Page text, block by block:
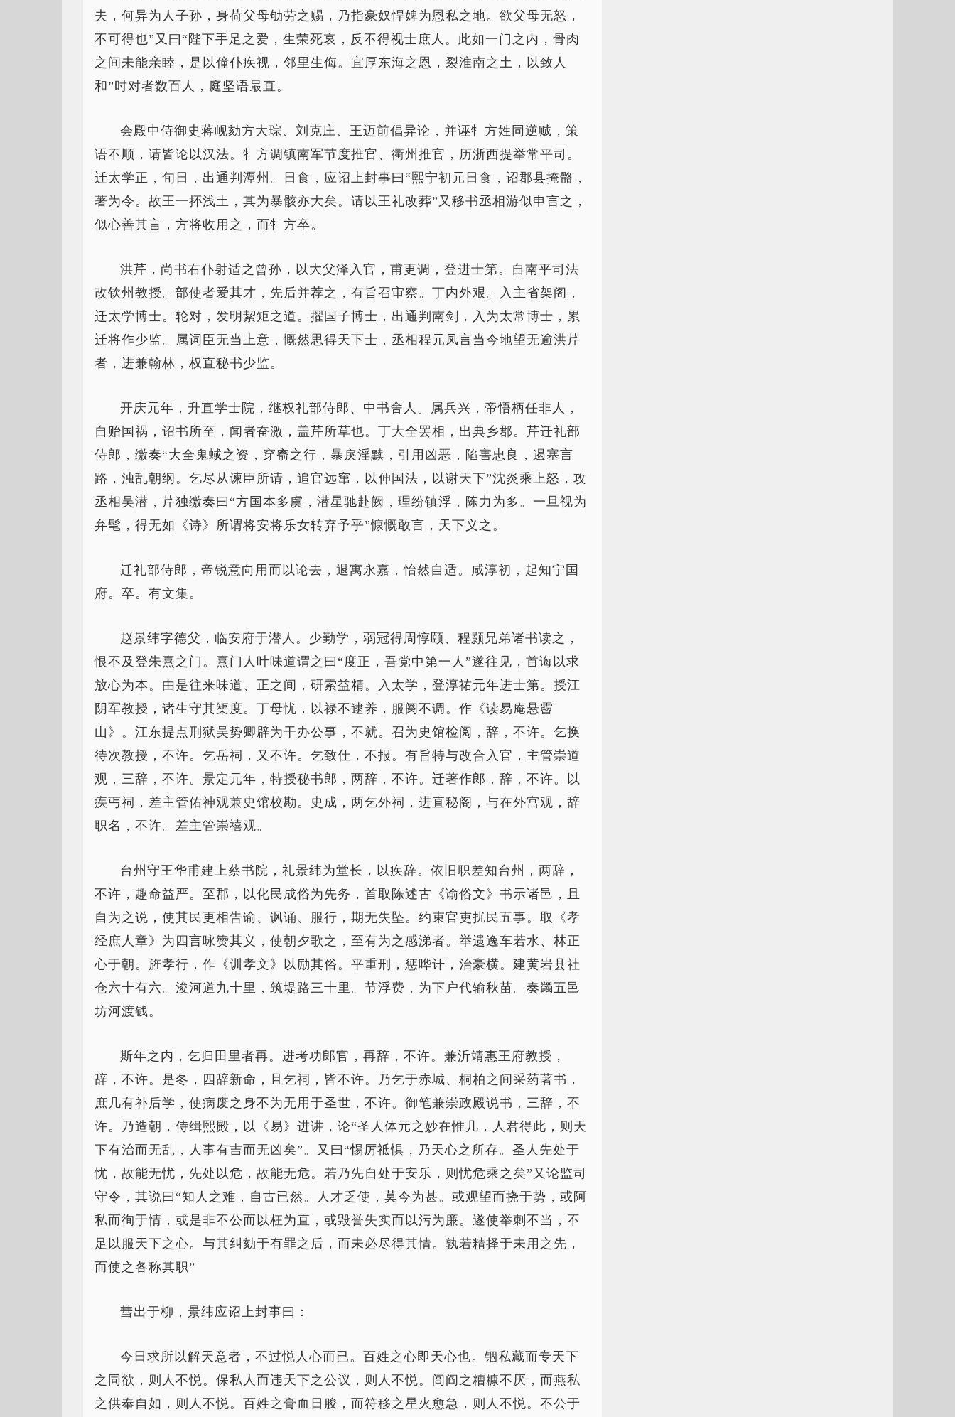
夫，何异为人子孙，身荷父母劬劳之赐，乃指豪奴悍婢为恩私之地。欲父母无怒，
不可得也”又曰“陛下手足之爱，生荣死哀，反不得视士庶人。此如一门之内，骨肉
之间未能亲睦，是以僮仆疾视，邻里生侮。宜厚东海之恩，裂淮南之土，以致人
和”时对者数百人，庭坚语最直。
会殿中侍御史蒋岘劾方大琮、刘克庄、王迈前倡异论，并诬牜方姓同逆贼，策
语不顺，请皆论以汉法。牜方调镇南军节度推官、衢州推官，历浙西提举常平司。
迁太学正，旬日，出通判潭州。日食，应诏上封事曰“熙宁初元日食，诏郡县掩骼，
著为令。故王一抔浅土，其为暴骸亦大矣。请以王礼改葬”又移书丞相游似申言之，
似心善其言，方将收用之，而牜方卒。
洪芹，尚书右仆射适之曾孙，以大父泽入官，甫更调，登进士第。自南平司法
改钦州教授。部使者爱其才，先后并荐之，有旨召审察。丁内外艰。入主省架阁，
迁太学博士。轮对，发明絜矩之道。擢国子博士，出通判南剑，入为太常博士，累
迁将作少监。属词臣无当上意，慨然思得天下士，丞相程元凤言当今地望无逾洪芹
者，进兼翰林，权直秘书少监。
开庆元年，升直学士院，继权礼部侍郎、中书舍人。属兵兴，帝悟柄任非人，
自贻国祸，诏书所至，闻者奋激，盖芹所草也。丁大全罢相，出典乡郡。芹迁礼部
侍郎，缴奏“大全鬼蜮之资，穿窬之行，暴戾淫黩，引用凶恶，陷害忠良，遏塞言
路，浊乱朝纲。乞尽从谏臣所请，追官远窜，以伸国法，以谢天下”沈炎乘上怒，攻
丞相吴潜，芹独缴奏曰“方国本多虞，潜星驰赴阙，理纷镇浮，陈力为多。一旦视为
弁髦，得无如《诗》所谓将安将乐女转弃予乎”慷慨敢言，天下义之。
迁礼部侍郎，帝锐意向用而以论去，退寓永嘉，怡然自适。咸淳初，起知宁国
府。卒。有文集。
赵景纬字德父，临安府于潜人。少勤学，弱冠得周惇颐、程颢兄弟诸书读之，
恨不及登朱熹之门。熹门人叶味道谓之曰“度正，吾党中第一人”遂往见，首诲以求
放心为本。由是往来味道、正之间，研索益精。入太学，登淳祐元年进士第。授江
阴军教授，诸生守其榘度。丁母忧，以禄不逮养，服阕不调。作《读易庵悬霤
山》。江东提点刑狱吴势卿辟为干办公事，不就。召为史馆检阅，辞，不许。乞换
待次教授，不许。乞岳祠，又不许。乞致仕，不报。有旨特与改合入官，主管崇道
观，三辞，不许。景定元年，特授秘书郎，两辞，不许。迁著作郎，辞，不许。以
疾丐祠，差主管佑神观兼史馆校勘。史成，两乞外祠，进直秘阁，与在外宫观，辞
职名，不许。差主管崇禧观。
台州守王华甫建上蔡书院，礼景纬为堂长，以疾辞。依旧职差知台州，两辞，
不许，趣命益严。至郡，以化民成俗为先务，首取陈述古《谕俗文》书示诸邑，且
自为之说，使其民更相告谕、讽诵、服行，期无失坠。约束官吏扰民五事。取《孝
经庶人章》为四言咏赞其义，使朝夕歌之，至有为之感涕者。举遗逸车若水、林正
心于朝。旌孝行，作《训孝文》以励其俗。平重刑，惩哗讦，治豪横。建黄岩县社
仓六十有六。浚河道九十里，筑堤路三十里。节浮费，为下户代输秋苗。奏蠲五邑
坊河渡钱。
斯年之内，乞归田里者再。进考功郎官，再辞，不许。兼沂靖惠王府教授，
辞，不许。是冬，四辞新命，且乞祠，皆不许。乃乞于赤城、桐柏之间采药著书，
庶几有补后学，使病废之身不为无用于圣世，不许。御笔兼崇政殿说书，三辞，不
许。乃造朝，侍缉熙殿，以《易》进讲，论“圣人体元之妙在惟几，人君得此，则天
下有治而无乱，人事有吉而无凶矣”。又曰“惕厉祗惧，乃天心之所存。圣人先处于
忧，故能无忧，先处以危，故能无危。若乃先自处于安乐，则忧危乘之矣”又论监司
守令，其说曰“知人之难，自古已然。人才乏使，莫今为甚。或观望而挠于势，或阿
私而徇于情，或是非不公而以枉为直，或毁誉失实而以污为廉。遂使举刺不当，不
足以服天下之心。与其纠劾于有罪之后，而未必尽得其情。孰若精择于未用之先，
而使之各称其职”
彗出于柳，景纬应诏上封事曰：
今日求所以解天意者，不过悦人心而已。百姓之心即天心也。锢私藏而专天下
之同欲，则人不悦。保私人而违天下之公议，则人不悦。闾阎之糟糠不厌，而燕私
之供奉自如，则人不悦。百姓之膏血日朘，而符移之星火愈急，则人不悦。不公于